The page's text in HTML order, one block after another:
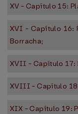
XV - Capítulo 15:
XVI - Capítulo 16:
Borracha;
XVII - Capítulo
XVIII - Capítulo
XIX - Capítulo 19: